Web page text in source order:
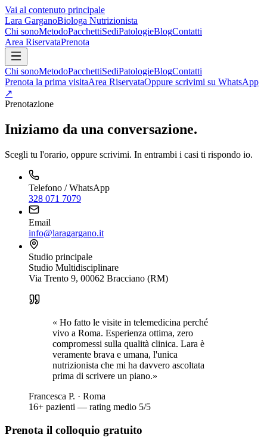
Vai al contenuto principale
Lara GarganoBiologa Nutrizionista
Chi sonoMetodoPacchettiSediPatologieBlogContatti
Area RiservataPrenota
Chi sonoMetodoPacchettiSediPatologieBlogContatti
Prenota la prima visitaArea RiservataOppure scrivimi su WhatsApp
↗
Prenotazione
Iniziamo da una conversazione.
Scegli tu l'orario, oppure scrivimi. In entrambi i casi ti rispondo io.
Telefono / WhatsApp
328 071 7079
Email
info@laragargano.it
Studio principale
Studio Multidisciplinare
Via Trento 9, 00062 Bracciano (RM)
« Ho fatto le visite in telemedicina perché
vivo a Roma. Esperienza ottima, zero
compromessi sulla qualità clinica. Lara è
veramente brava e umana, l'unica
nutrizionista che mi ha davvero ascoltata
prima di scrivere un piano.»
Francesca P. · Roma
16+ pazienti — rating medio 5/5
Prenota il colloquio gratuito